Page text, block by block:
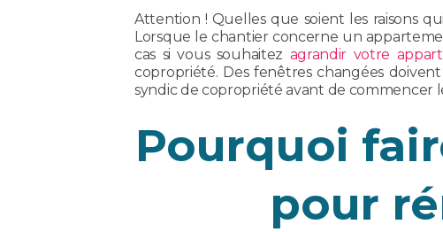
Attention ! Quelles que soient les raisons
Lorsque le chantier concerne un
cas si vous souhaitez agrandir votre
copropriété. Des fenêtres changées
syndic de copropriété avant de commencer
Pourquoi
pour